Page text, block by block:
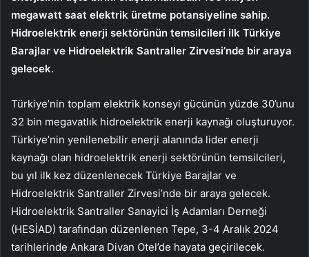
megawatt saat elektrik üretme potansiyeline sahip.
Hidroelektrik enerji sektörünün temsilcileri ilk Türkiye
Barajlar ve Hidroelektrik Santraller Zirvesi’nde bir araya
gelecek.
Türkiye’nin toplam elektrik konseyi gücünün yüzde 30’unu
32 bin megavatlık hidroelektrik enerji kaynağı oluşturuyor.
Türkiye’nin yenilenebilir enerji alanında lider enerji
kaynağı olan hidroelektrik enerji sektörünün temsilcileri,
bu yıl ilk kez düzenlenecek Türkiye Barajlar ve
Hidroelektrik Santraller Zirvesi’nde bir araya gelecek.
Hidroelektrik Santraller Sanayici İş Adamları Derneği
(HESİAD) tarafından düzenlenen Tepe, 3-4 Aralık 2024
tarihlerinde Ankara Divan Otel’de hayata geçirilecek.